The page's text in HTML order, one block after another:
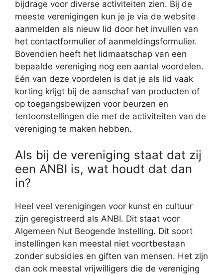
bijdrage voor diverse activiteiten zien. Bij de
meeste verenigingen kun je je via de website
aanmelden als nieuw lid door het invullen van
het contactformulier of aanmeldingsformulier.
Bovendien heeft het lidmaatschap van een
bepaalde vereniging nog een aantal voordelen.
Eén van deze voordelen is dat je als lid vaak
korting krijgt bij de aanschaf van producten of
op toegangsbewijzen voor beurzen en
tentoonstellingen die met de activiteiten van de
vereniging te maken hebben.
Als bij de vereniging staat dat zij
een ANBI is, wat houdt dat dan
in?
Heel veel verenigingen voor kunst en cultuur
zijn geregistreerd als ANBI. Dit staat voor
Algemeen Nut Beogende Instelling. Dit soort
instellingen kan meestal niet voortbestaan
zonder subsidies en giften van mensen. Het zijn
dan ook meestal vrijwilligers die de vereniging